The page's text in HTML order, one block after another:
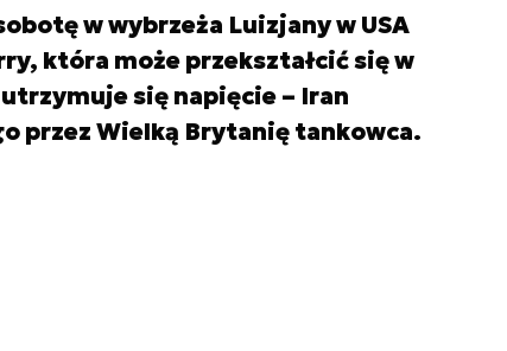
w wybrzeża Luizjany w USA
która może przekształcić się w
się napięcie – Iran
przez Wielką Brytanię tankowca.